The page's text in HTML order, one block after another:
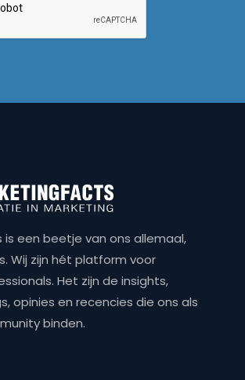
een beetje van ons allemaal,
Wij zijn hét platform voor
Het zijn de insights,
opinies en recencies die ons als
binden.